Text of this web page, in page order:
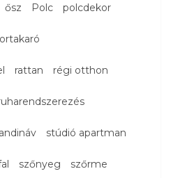
ősz Polc polcdekor
rattan régi otthon
stúdió apartman
szőnyeg szőrme